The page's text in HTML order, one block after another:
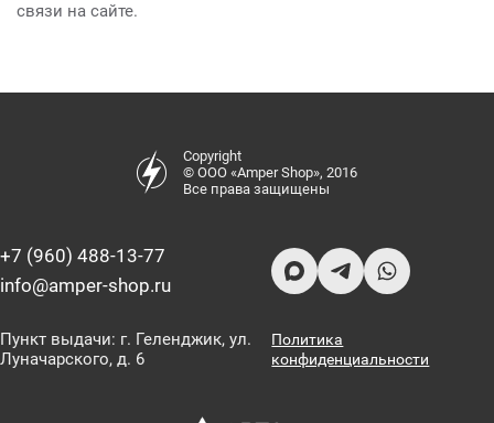
связи на сайте.
Copyright
© ООО «Amper Shop», 2016
Все права защищены
+7 (960) 488-13-77
info@amper-shop.ru
Пункт выдачи: г. Геленджик, ул.
Луначарского, д. 6
Политика
конфиденциальности